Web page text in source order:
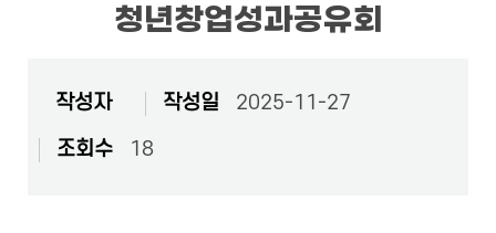
청년창업성과공유회
작성자 작성일
2025-11-27
조회수
18